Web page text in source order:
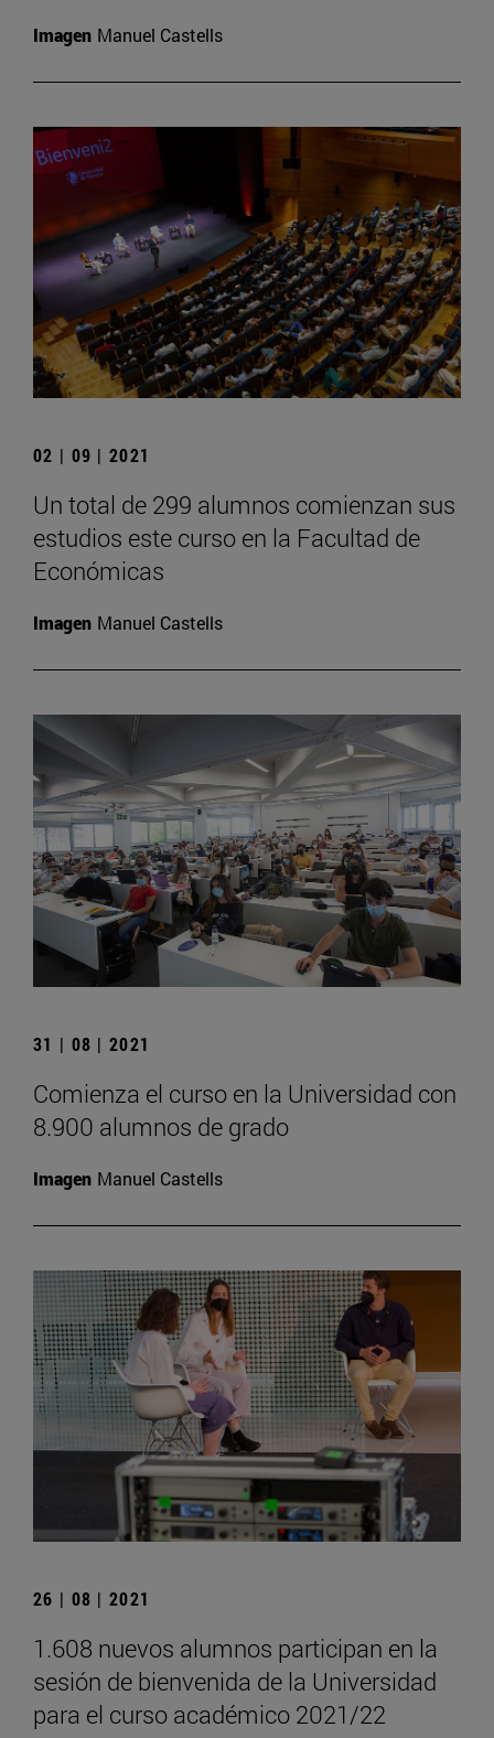
Imagen Manuel Castells
02 | 09 | 2021
Un total de 299 alumnos comienzan sus
estudios este curso en la Facultad de
Económicas
Imagen Manuel Castells
31 | 08 | 2021
Comienza el curso en la Universidad con
8.900 alumnos de grado
Imagen Manuel Castells
26 | 08 | 2021
1.608 nuevos alumnos participan en la
sesión de bienvenida de la Universidad
para el curso académico 2021/22